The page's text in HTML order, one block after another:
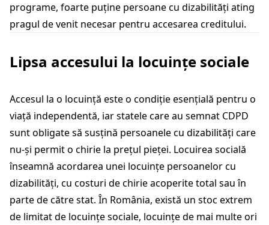
programe, foarte puține persoane cu dizabilități ating
pragul de venit necesar pentru accesarea creditului.
Lipsa accesului la locuințe sociale
Accesul la o locuință este o condiție esențială pentru o
viață independentă, iar statele care au semnat CDPD
sunt obligate să susțină persoanele cu dizabilități care
nu-și permit o chirie la prețul pieței. Locuirea socială
înseamnă acordarea unei locuințe persoanelor cu
dizabilități, cu costuri de chirie acoperite total sau în
parte de către stat. În România, există un stoc extrem
de limitat de locuințe sociale, locuințe de mai multe ori